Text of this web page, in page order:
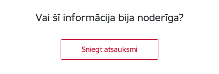
Vai šī informācija bija noderīga?
Sniegt atsauksmi